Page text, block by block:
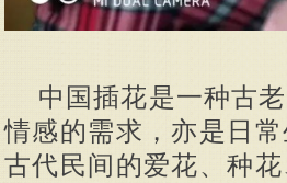
中国插花是一种古
情感的需求，亦是日
古代民间的爱花、种